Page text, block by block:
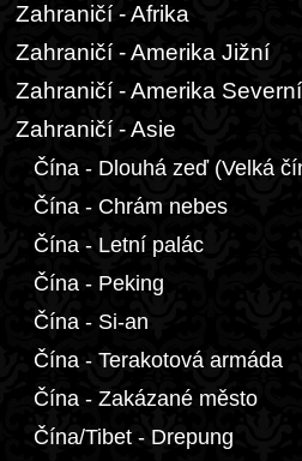
Zahraničí - Afrika
Zahraničí - Amerika Jižní
Zahraničí - Amerika Severní
Zahraničí - Asie
Čína - Dlouhá zeď (Velká
Čína - Chrám nebes
Čína - Letní palác
Čína - Peking
Čína - Si-an
Čína - Terakotová armáda
Čína - Zakázané město
Čína/Tibet - Drepung